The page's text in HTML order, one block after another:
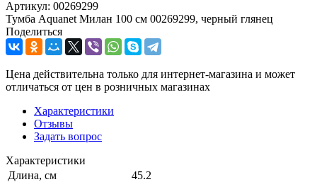
Артикул: 00269299
Тумба Aquanet Милан 100 см 00269299, черный глянец
Поделиться
Цена действительна только для интернет-магазина и может
отличаться от цен в розничных магазинах
Характеристики
Отзывы
Задать вопрос
Характеристики
Длина, см
45.2